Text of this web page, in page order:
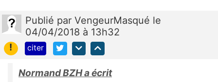
Publié par VengeurMasqué le
04/04/2018 à 13h32
!
citer
Normand BZH a écrit